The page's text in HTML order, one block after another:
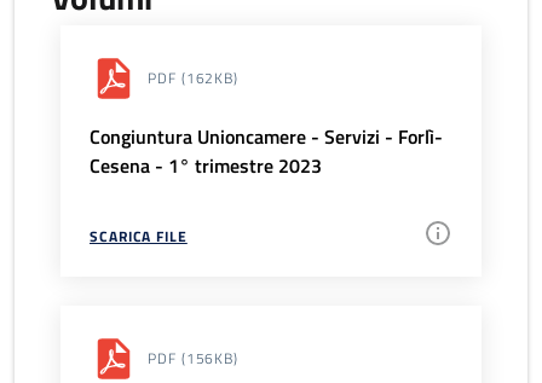
PDF (162KB)
Congiuntura Unioncamere - Servizi - Forlì-
Cesena - 1° trimestre 2023
SCARICA FILE
PDF (156KB)